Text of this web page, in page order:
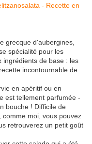
grecque d'aubergines,
spécialité pour les
ingrédients de base : les
incontournable de
en apéritif ou en
est tellement parfumée -
bouche ! Difficile de
moi, vous pouvez
retrouverez un petit goût